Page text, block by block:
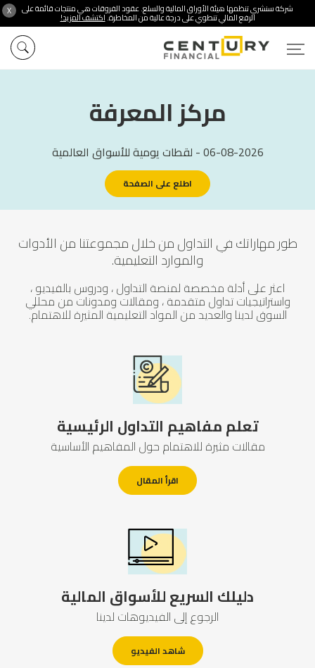
شركة سنشري تنظمها هيئة الأوراق المالية والسلع. عقود الفروقات هي منتجات قائمة على
الرفع المالي تنطوي على درجة عالية من المخاطرة.اكتشف المزيد!
مركز المعرفة
06-08-2026- لقطات يومية للأسواق العالمية
اطلع على الصفحة
طور مهاراتك في التداول من خلال مجموعتنا من الأدوات
والموارد التعليمية.
اعثر على أدلة مخصصة لمنصة التداول ، ودروس بالفيديو ،
واستراتيجيات تداول متقدمة ، ومقالات ومدونات من محللي
السوق لدينا والعديد من المواد التعليمية المثيرة للاهتمام.
تعلم مفاهيم التداول الرئيسية
مقالات مثيرة للاهتمام حول المفاهيم الأساسية
اقرأ المقال
دليلك السريع للأسواق المالية
الرجوع إلى الفيديوهات لدينا
شاهد الفيديو